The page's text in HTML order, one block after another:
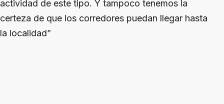
actividad de este tipo. Y tampoco tenemos la
certeza de que los corredores puedan llegar hasta
la localidad”